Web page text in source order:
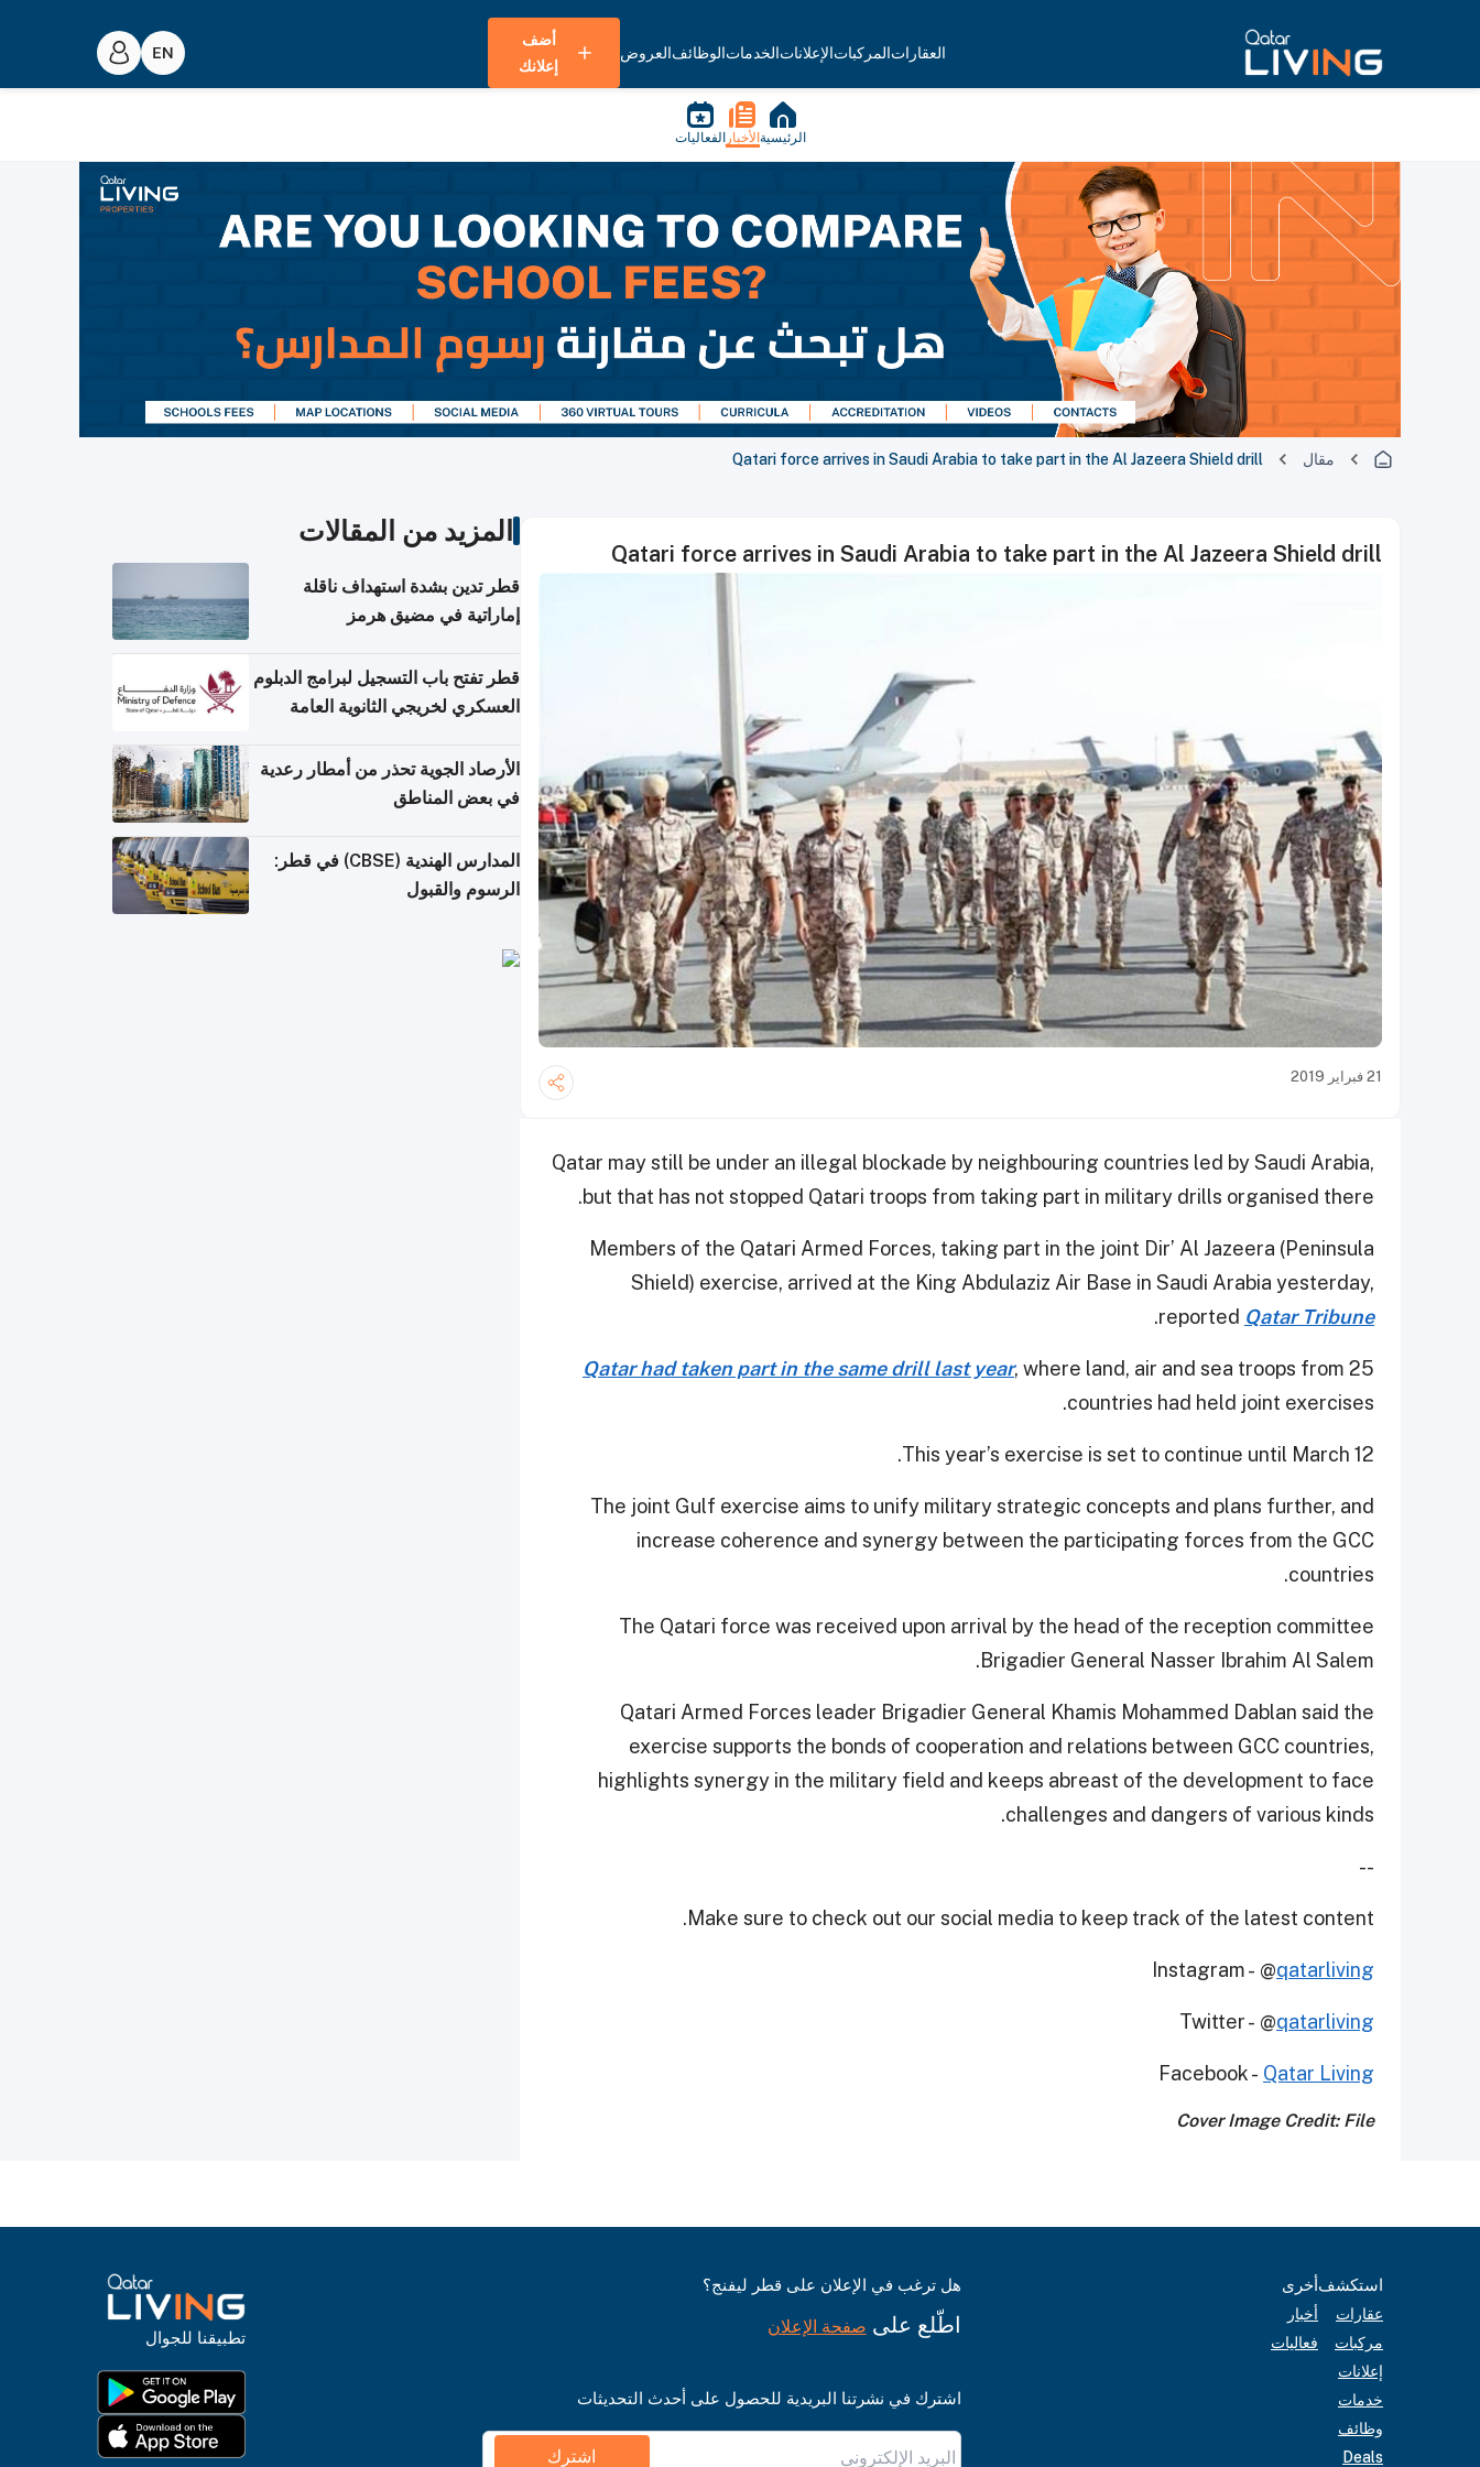
العقاراتالمركباتالإعلاناتالخدماتالوظائفالعروض
أضف
إعلانك
الرئيسية الأخبار الفعاليات
مقال Qatari force arrives in Saudi Arabia to take part in the Al Jazeera Shield drill
Qatari force arrives in Saudi Arabia to take part in the Al Jazeera Shield drill
21 فبراير 2019
Qatar may still be under an illegal blockade by neighbouring countries led by Saudi Arabia,
but that has not stopped Qatari troops from taking part in military drills organised there.
Members of the Qatari Armed Forces, taking part in the joint Dir’ Al Jazeera (Peninsula
Shield) exercise, arrived at the King Abdulaziz Air Base in Saudi Arabia yesterday,
reported Qatar Tribune
.
Qatar had taken part in the same drill last year, where land, air and sea troops from 25
countries had held joint exercises.
This year’s exercise is set to continue until March 12.
The joint Gulf exercise aims to unify military strategic concepts and plans further, and
increase coherence and synergy between the participating forces from the GCC
countries.
The Qatari force was received upon arrival by the head of the reception committee
Brigadier General Nasser Ibrahim Al Salem.
Qatari Armed Forces leader Brigadier General Khamis Mohammed Dablan said the
exercise supports the bonds of cooperation and relations between GCC countries,
highlights synergy in the military field and keeps abreast of the development to face
challenges and dangers of various kinds.
--
Make sure to check out our social media to keep track of the latest content.
Instagram - @qatarliving
Twitter - @qatarliving
Facebook - Qatar Living
Cover Image Credit: File
المزيد من المقالات
قطر تدين بشدة استهداف ناقلة
إماراتية في مضيق هرمز
قطر تفتح باب التسجيل لبرامج الدبلوم
العسكري لخريجي الثانوية العامة
الأرصاد الجوية تحذر من أمطار رعدية
في بعض المناطق
المدارس الهندية (CBSE) في قطر:
الرسوم والقبول
استكشف
عقارات
مركبات
إعلانات
خدمات
وظائف
Deals
أخرى
أخبار
فعاليات
هل ترغب في الإعلان على قطر ليفنج؟
اطّلع على صفحة الإعلان
اشترك في نشرتنا البريدية للحصول على أحدث التحديثات
اشترك
تطبيقنا للجوال